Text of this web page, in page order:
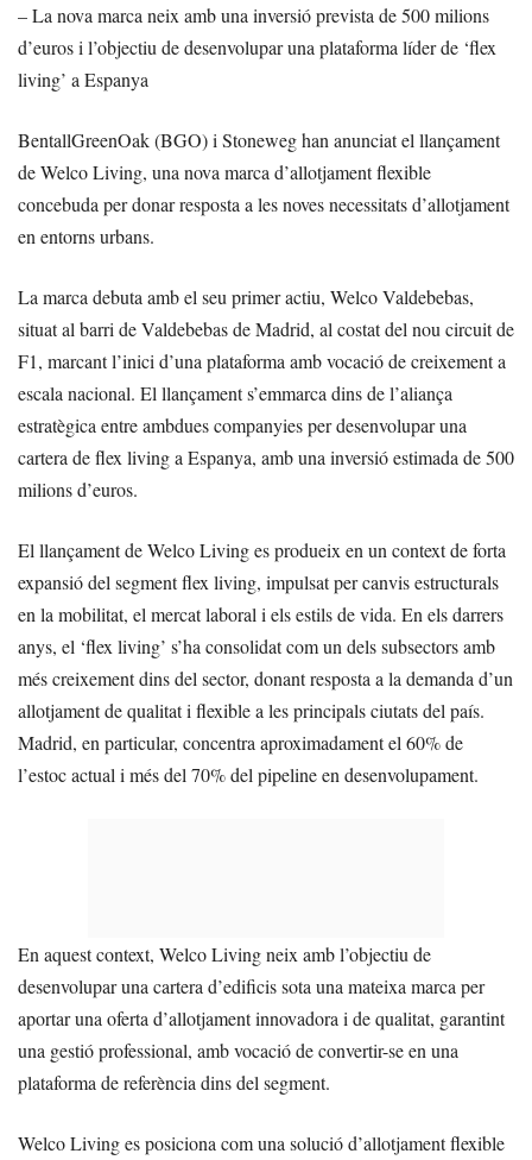
– La nova marca neix amb una inversió prevista de 500 milions
d’euros i l’objectiu de desenvolupar una plataforma líder de ‘flex
living’ a Espanya
BentallGreenOak (BGO) i Stoneweg han anunciat el llançament
de Welco Living, una nova marca d’allotjament flexible
concebuda per donar resposta a les noves necessitats d’allotjament
en entorns urbans.
La marca debuta amb el seu primer actiu, Welco Valdebebas,
situat al barri de Valdebebas de Madrid, al costat del nou circuit de
F1, marcant l’inici d’una plataforma amb vocació de creixement a
escala nacional. El llançament s’emmarca dins de l’aliança
estratègica entre ambdues companyies per desenvolupar una
cartera de flex living a Espanya, amb una inversió estimada de 500
milions d’euros.
El llançament de Welco Living es produeix en un context de forta
expansió del segment flex living, impulsat per canvis estructurals
en la mobilitat, el mercat laboral i els estils de vida. En els darrers
anys, el ‘flex living’ s’ha consolidat com un dels subsectors amb
més creixement dins del sector, donant resposta a la demanda d’un
allotjament de qualitat i flexible a les principals ciutats del país.
Madrid, en particular, concentra aproximadament el 60% de
l’estoc actual i més del 70% del pipeline en desenvolupament.
En aquest context, Welco Living neix amb l’objectiu de
desenvolupar una cartera d’edificis sota una mateixa marca per
aportar una oferta d’allotjament innovadora i de qualitat, garantint
una gestió professional, amb vocació de convertir-se en una
plataforma de referència dins del segment.
Welco Living es posiciona com una solució d’allotjament flexible